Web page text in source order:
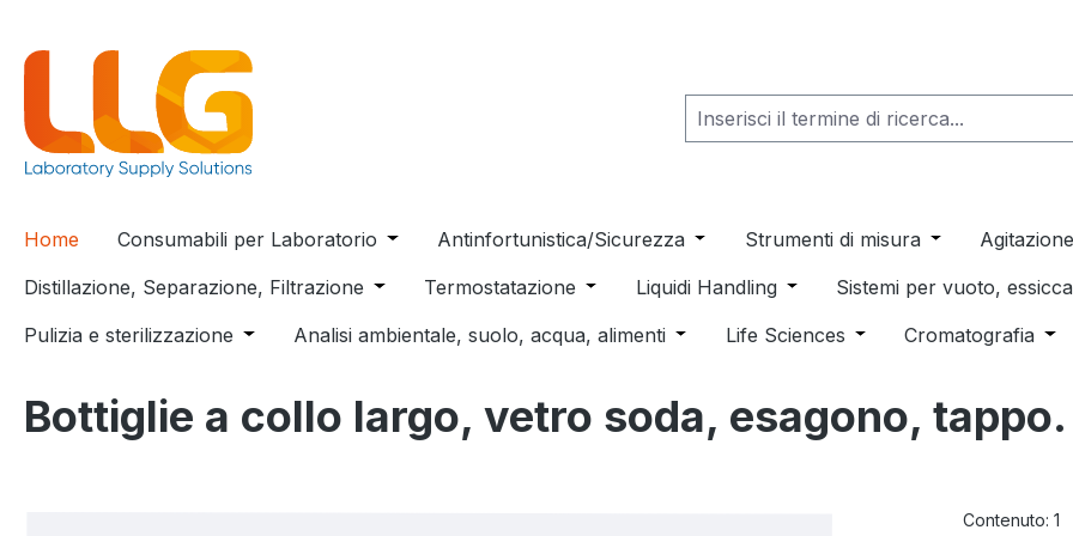
Home Consumabili per Laboratorio Open or close the dropdown menu from the category Consumabili per
Antinfortunistica/Sicurezza Open or close the dropdown menu
Strumenti di misura Open or close
Distillazione, Separazione, Filtrazione Open or close the dropdown menu from the category Distillazione,
Termostatazione Open or close the dropdown menu from the
Liquidi Handling Open or close the dropdown
Sistemi per vuoto,
Pulizia e sterilizzazione Open or close the dropdown menu from the category Pulizia e sterilizzazione
Analisi ambientale, suolo, acqua, alimenti Open or close the dropdown menu from
Life Sciences Open or close the
Cromatografia
Bottiglie a collo largo, vetro soda, esagono,
Contenuto: 1